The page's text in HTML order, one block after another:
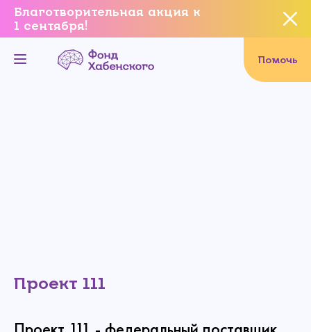
Благотворительная акция к
1 сентября!
Помочь
Проект 111
Вы уверены, что хотите
завершить данное событие?